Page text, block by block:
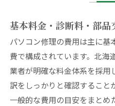
基本料金・診断料・部品
パソコン修理の費用は主に
費で構成されています。北海
業者が明確な料金体系を採用
訳をしっかりと確認すること
一般的な費用の目安をまとめ